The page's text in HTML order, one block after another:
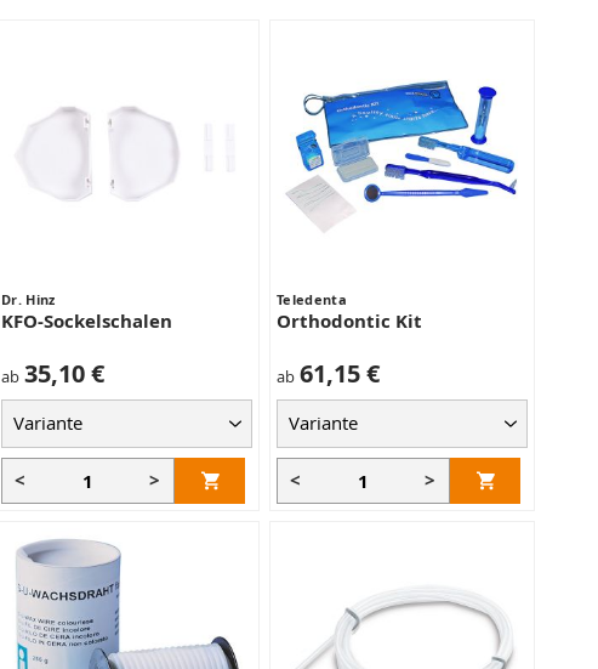
Dr. Hinz
KFO-Sockelschalen
ab 35,10 €
< >
Teledenta
Orthodontic Kit
ab 61,15 €
< >